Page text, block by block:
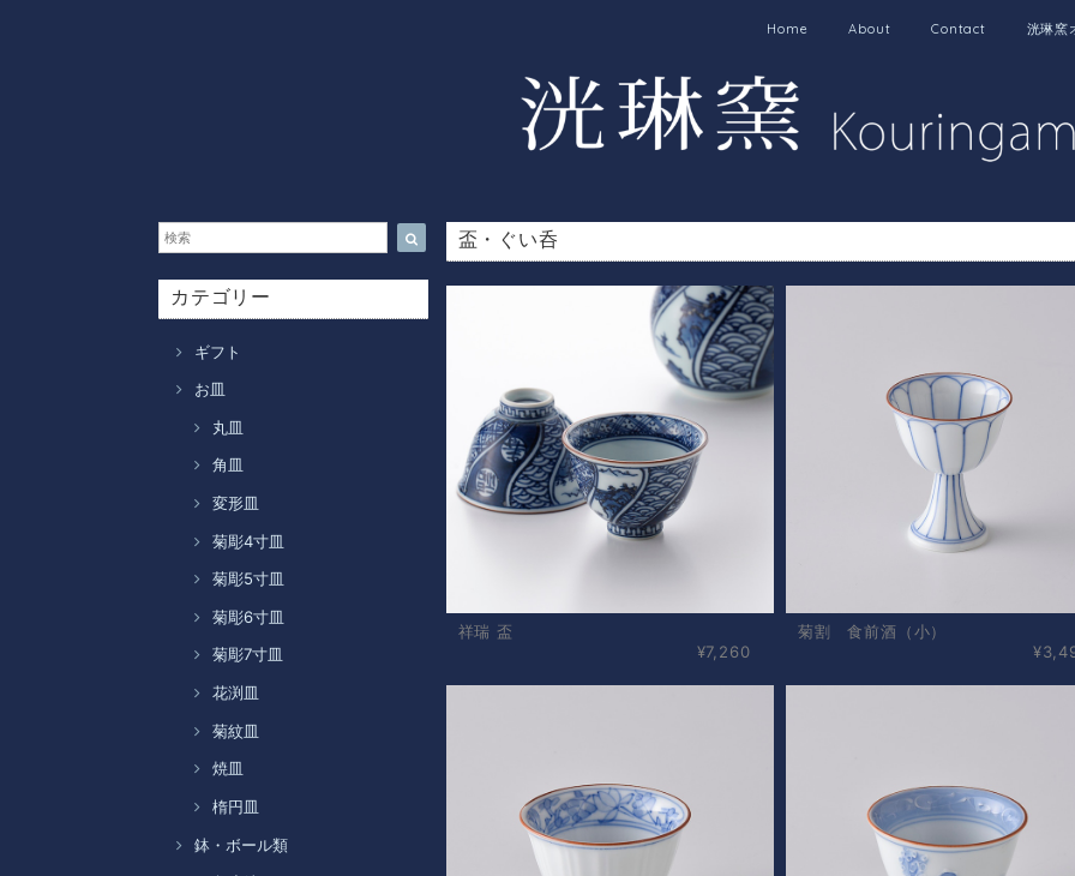
Home About Contact 洸琳窯
カテゴリー
ギフト
お皿
丸皿
角皿
変形皿
菊彫4寸皿
菊彫5寸皿
菊彫6寸皿
菊彫7寸皿
花渕皿
菊紋皿
焼皿
楕円皿
鉢・ボール類
盃・ぐい呑
祥瑞 盃
¥7,260
菊割 食前酒（小）